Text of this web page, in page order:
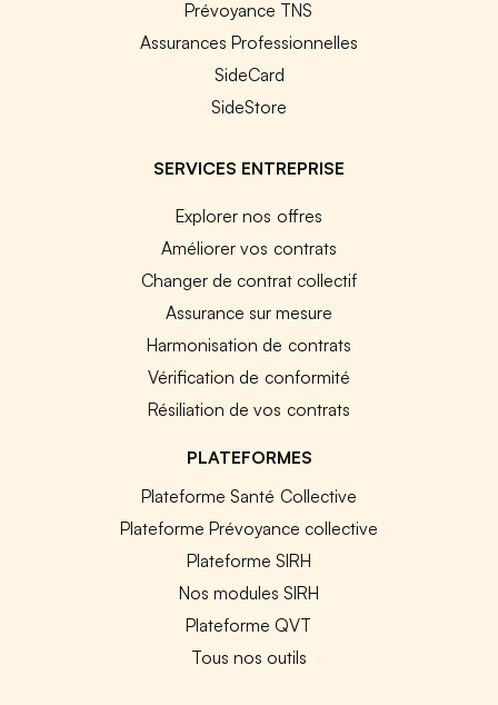
Prévoyance TNS
Assurances Professionnelles
SideCard
SideStore
SERVICES ENTREPRISE
Explorer nos offres
Améliorer vos contrats
Changer de contrat collectif
Assurance sur mesure
Harmonisation de contrats
Vérification de conformité
Résiliation de vos contrats
PLATEFORMES
Plateforme Santé Collective
Plateforme Prévoyance collective
Plateforme SIRH
Nos modules SIRH
Plateforme QVT
Tous nos outils